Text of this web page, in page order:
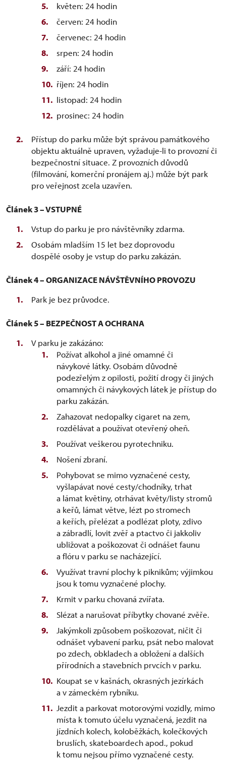
květen: 24 hodin
červen: 24 hodin
červenec: 24 hodin
srpen: 24 hodin
září: 24 hodin
říjen: 24 hodin
listopad: 24 hodin
prosinec: 24 hodin
Přístup do parku může být správou památkového
objektu aktuálně upraven, vyžaduje-li to provozní či
bezpečnostní situace. Z provozních důvodů
(filmování, komerční pronájem aj.) může být park
pro veřejnost zcela uzavřen.
Článek 3 – VSTUPNÉ
Vstup do parku je pro návštěvníky zdarma.
Osobám mladším 15 let bez doprovodu
dospělé osoby je vstup do parku zakázán.
Článek 4 – ORGANIZACE NÁVŠTĚVNÍHO PROVOZU
Park je bez průvodce.
Článek 5 – BEZPEČNOST A OCHRANA
V parku je zakázáno:
Požívat alkohol a jiné omamné či
návykové látky. Osobám důvodně
podezřelým z opilosti, požití drogy či jiných
omamných či návykových látek je přístup do
parku zakázán.
Zahazovat nedopalky cigaret na zem,
rozdělávat a používat otevřený oheň.
Používat veškerou pyrotechniku.
Nošení zbraní.
Pohybovat se mimo vyznačené cesty,
vyšlapávat nové cesty/chodníky, trhat
a lámat květiny, otrhávat květy/listy stromů
a keřů, lámat větve, lézt po stromech
a keřích, přelézat a podlézat ploty, zdivo
a zábradlí, lovit zvěř a ptactvo či jakkoliv
ubližovat a poškozovat či odnášet faunu
a flóru v parku se nacházející.
Využívat travní plochy k piknikům; výjimkou
jsou k tomu vyznačené plochy.
Krmit v parku chovaná zvířata.
Slézat a narušovat příbytky chované zvěře.
Jakýmkoli způsobem poškozovat, ničit či
odnášet vybavení parku, psát nebo malovat
po zdech, obkladech a obložení a dalších
přírodních a stavebních prvcích v parku.
Koupat se v kašnách, okrasných jezírkách
a v zámeckém rybníku.
Jezdit a parkovat motorovými vozidly, mimo
místa k tomuto účelu vyznačená, jezdit na
jízdních kolech, koloběžkách, kolečkových
bruslích, skateboardech apod., pokud
k tomu nejsou přímo vyznačené cesty.